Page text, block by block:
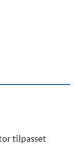
tilpasset